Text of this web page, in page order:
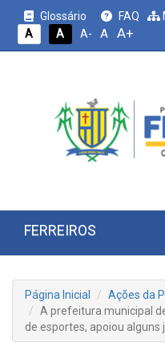
Glossário FAQ
A
A A- A A+
FERREIROS
Página Inicial
Ações da
A prefeitura municipal
de esportes, apoiou alguns